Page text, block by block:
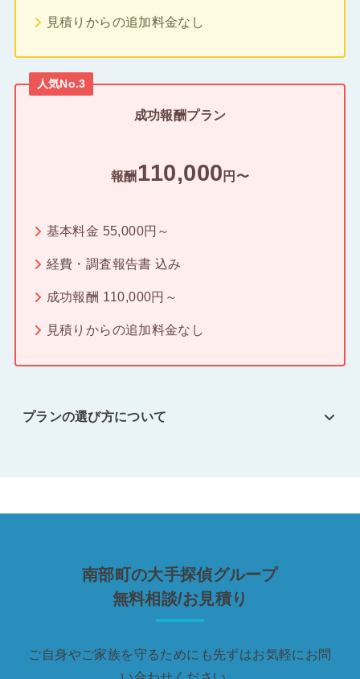
見積りからの追加料金なし
人気No.3
成功報酬プラン
報酬 110,000 円〜
基本料金 55,000円～
経費・調査報告書 込み
成功報酬 110,000円～
見積りからの追加料金なし
プランの選び方について
南部町の大手探偵グループ
無料相談/お見積り
ご自身やご家族を守るためにも先ずはお気軽にお問